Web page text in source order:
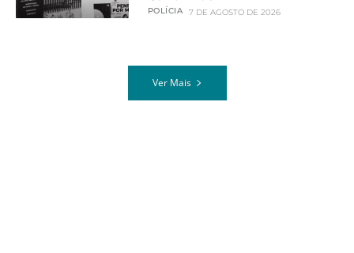
POLÍCIA 7 DE AGOSTO DE 2026
Ver Mais